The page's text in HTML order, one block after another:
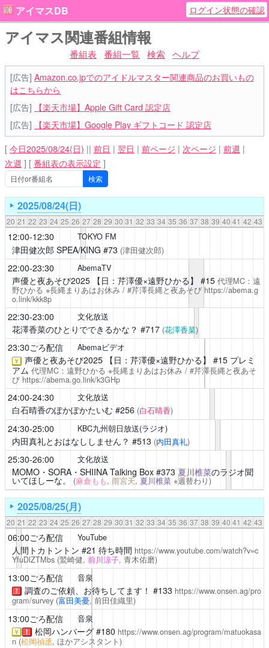
アイマスDB ログイン状態の確認
アイマス関連番組情報
番組表 番組一覧 検索 ヘルプ
[広告] Amazon.co.jpでのアイドルマスター関連商品のお買いもの
はこちらから
[広告]
【楽天市場】Apple Gift Card 認定店
[広告]
【楽天市場】Google Play ギフトコード 認定店
[ 今日2025/08/24(日) || 前日 | 翌日 | 前ページ | 次ページ | 前週 |
次週 ] [ 番組表の表示設定 ]
2025/08/24(日)
20 21 22 23 24 25 26 27 28 29 30 31 32 33 34 35 36 37 38 39 40 41 42 43
12:00-12:30 TOKYO FM
津田健次郎 SPEA/KING #73 (津田健次郎)
22:00-23:30 AbemaTV
声優と夜あそび2025【日： 芹澤優×遠野ひかる】 #15 代理MC：遠
野ひかる ※長縄まりあはお休み / #芹澤長縄と夜あそび https://abema.g
o.link/kkk8p
22:30-23:00 文化放送
花澤香菜のひとりでできるかな？ #717 (花澤香菜)
23:30ごろ配信 Abemaビデオ
￥ 声優と夜あそび2025【日： 芹澤優×遠野ひかる】 #15 プレミ
アム 代理MC：遠野ひかる ※長縄まりあはお休み / #芹澤長縄と夜あそ
び https://abema.go.link/k3GHp
24:00-24:30 文化放送
白石晴香のぽかぽかたいむ#256 (白石晴香)
24:30-25:00 KBC九州朝日放送(ラジオ)
内田真礼とおはなししません？ #513 (内田真礼)
25:30-26:00 文化放送
MOMO・SORA・SHIINA Talking Box#373 夏川椎菜のラジオ聞
いてほしーな。 (麻倉もも, 雨宮天, 夏川椎菜※週替わり)
2025/08/25(月)
20 21 22 23 24 25 26 27 28 29 30 31 32 33 34 35 36 37 38 39 40 41 42 43
06:00ごろ配信 YouTube
人間トカトントン #21 待ち時間 https://www.youtube.com/watch?v=c
YfuDlZTMbs (鷲崎健, 前川涼子, 青木佑磨)
13:00ごろ配信 音泉
！ 調査のご依頼、お待ちしてます！ #133 https://www.onsen.ag/pro
gram/survey (富田美憂, 前田佳織里)
13:00ごろ配信 音泉
￥ ！ 松岡ハンバーグ#180 https://www.onsen.ag/program/matuokasa
n (松岡禎丞, ほかアシスタント)